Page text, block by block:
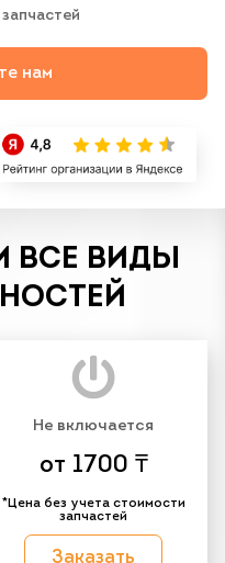
нам
ВСЕ ВИДЫ
Не включается
от 1700 ₸
*Цена без учета стоимости
запчастей
Заказать